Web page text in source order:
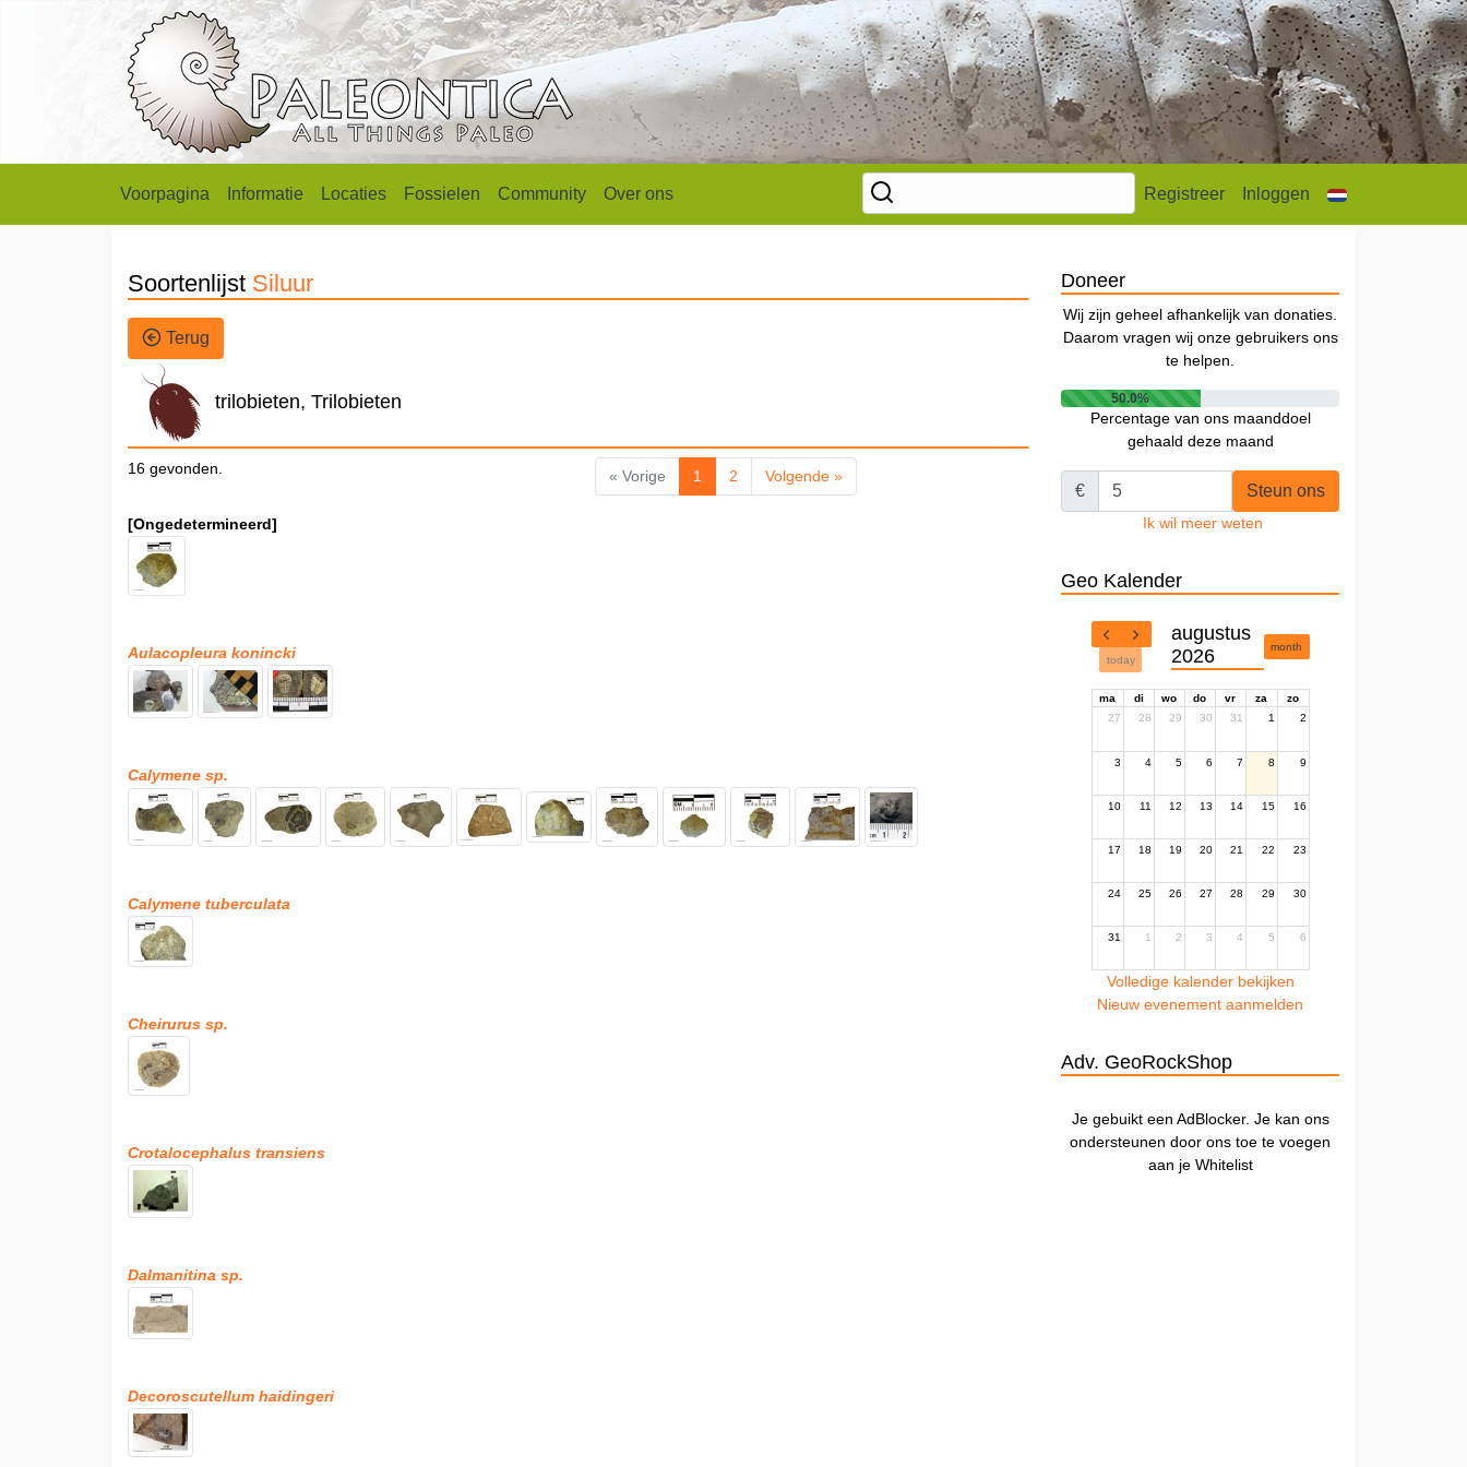
Voorpagina Informatie Locaties Fossielen Community Over ons Registreer Inloggen
Soortenlijst Siluur
Terug
trilobieten, Trilobieten
16 gevonden. « Vorige 1 2 Volgende »
[Ongedetermineerd]
Aulacopleura konincki
Calymene sp.
Calymene tuberculata
Cheirurus sp.
Crotalocephalus transiens
Dalmanitina sp.
Decoroscutellum haidingeri
Doneer
Wij zijn geheel afhankelijk van donaties.
Daarom vragen wij onze gebruikers ons
te helpen.
50.0%
Percentage van ons maanddoel
gehaald deze maand
€ Steun ons
Ik wil meer weten
Geo Kalender
today
augustus
2026
month
ma di wo do vr za
zo
27
28 29 30 31 1 2
3 4 5 6 7 8 9
10 11 12 13 14 15 16
17 18 19 20 21 22 23
24 25 26 27 28 29 30
31 1 2 3 4 5 6
Volledige kalender bekijken
Nieuw evenement aanmelden
Adv. GeoRockShop
Je gebuikt een AdBlocker. Je kan ons
ondersteunen door ons toe te voegen
aan je Whitelist